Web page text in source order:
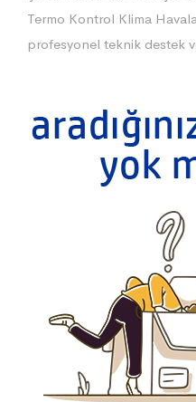
Termo Kontrol Klima
profesyonel teknik destek